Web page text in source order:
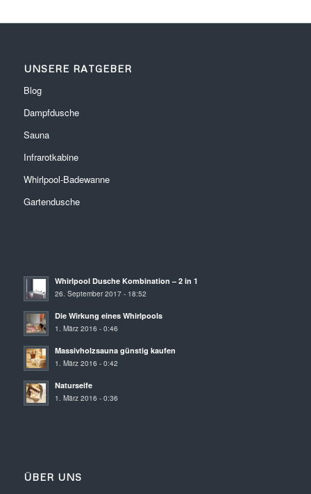
UNSERE RATGEBER
Blog
Dampfdusche
Sauna
Infrarotkabine
Whirlpool-Badewanne
Gartendusche
Whirlpool Dusche Kombination – 2 in 1
26. September 2017 - 18:52
Die Wirkung eines Whirlpools
1. März 2016 - 0:46
Massivholzsauna günstig kaufen
1. März 2016 - 0:42
Naturseife
1. März 2016 - 0:36
ÜBER UNS